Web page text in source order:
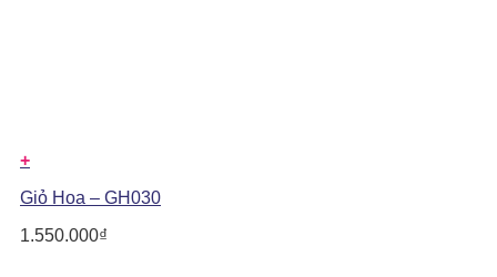
+
Giỏ Hoa – GH030
1.550.000₫